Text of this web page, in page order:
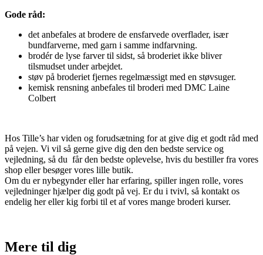
Gode råd:
det anbefales at brodere de ensfarvede overflader, især
bundfarverne, med garn i samme indfarvning.
brodér de lyse farver til sidst, så broderiet ikke bliver
tilsmudset under arbejdet.
støv på broderiet fjernes regelmæssigt med en støvsuger.
kemisk rensning anbefales til broderi med DMC Laine
Colbert
Hos Tille’s har viden og forudsætning for at give dig et godt råd med
på vejen. Vi vil så gerne give dig den den bedste service og
vejledning, så du får den bedste oplevelse, hvis du bestiller fra vores
shop eller besøger vores lille butik.
Om du er nybegynder eller har erfaring, spiller ingen rolle, vores
vejledninger hjælper dig godt på vej. Er du i tvivl, så kontakt os
endelig her eller kig forbi til et af vores mange broderi kurser.
Mere til dig